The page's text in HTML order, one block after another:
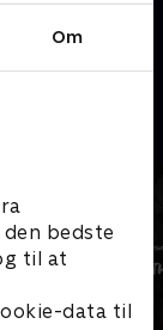
Om
bedste
til at
data til